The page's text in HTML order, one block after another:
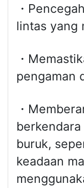
・
lintas yang
・
pengaman
・
buruk,
keadaan